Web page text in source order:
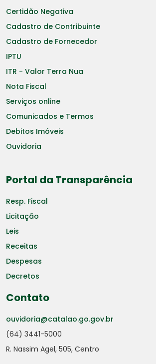
Certidão Negativa
Cadastro de Contribuinte
Cadastro de Fornecedor
IPTU
ITR - Valor Terra Nua
Nota Fiscal
Serviços online
Comunicados e Termos
Debitos Imóveis
Ouvidoria
Portal da Transparência
Resp. Fiscal
Licitação
Leis
Receitas
Despesas
Decretos
Contato
ouvidoria@catalao.go.gov.br
(64) 3441-5000
R. Nassim Agel, 505, Centro